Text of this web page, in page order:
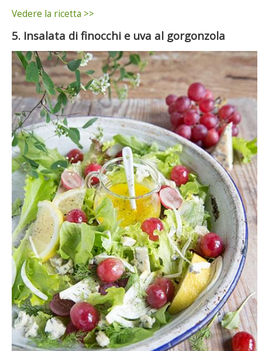
Vedere la ricetta >>
5. Insalata di finocchi e uva al gorgonzola